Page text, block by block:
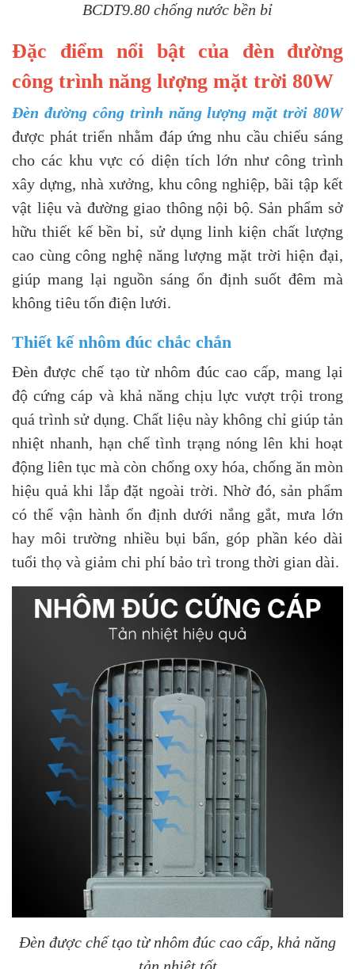
BCDT9.80 chống nước bền bỉ
Đặc điểm nổi bật của đèn đường
công trình năng lượng mặt trời 80W
Đèn đường công trình năng lượng mặt trời 80W
được phát triển nhằm đáp ứng nhu cầu chiếu sáng
cho các khu vực có diện tích lớn như công trình
xây dựng, nhà xưởng, khu công nghiệp, bãi tập kết
vật liệu và đường giao thông nội bộ. Sản phẩm sở
hữu thiết kế bền bỉ, sử dụng linh kiện chất lượng
cao cùng công nghệ năng lượng mặt trời hiện đại,
giúp mang lại nguồn sáng ổn định suốt đêm mà
không tiêu tốn điện lưới.
Thiết kế nhôm đúc chắc chắn
Đèn được chế tạo từ nhôm đúc cao cấp, mang lại
độ cứng cáp và khả năng chịu lực vượt trội trong
quá trình sử dụng. Chất liệu này không chỉ giúp tản
nhiệt nhanh, hạn chế tình trạng nóng lên khi hoạt
động liên tục mà còn chống oxy hóa, chống ăn mòn
hiệu quả khi lắp đặt ngoài trời. Nhờ đó, sản phẩm
có thể vận hành ổn định dưới nắng gắt, mưa lớn
hay môi trường nhiều bụi bẩn, góp phần kéo dài
tuổi thọ và giảm chi phí bảo trì trong thời gian dài.
Đèn được chế tạo từ nhôm đúc cao cấp, khả năng